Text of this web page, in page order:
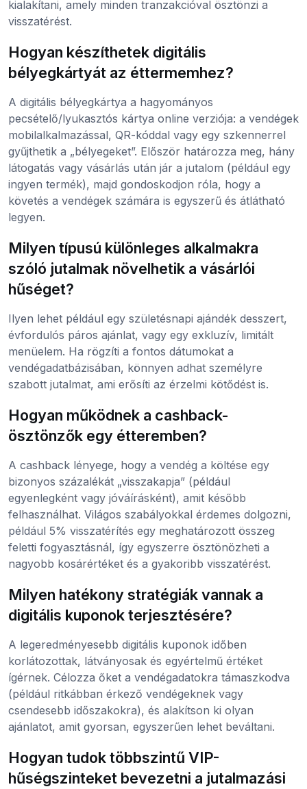
kialakítani, amely minden tranzakcióval ösztönzi a
visszatérést.
Hogyan készíthetek digitális
bélyegkártyát az éttermemhez?
A digitális bélyegkártya a hagyományos
pecsételő/lyukasztós kártya online verziója: a vendégek
mobilalkalmazással, QR-kóddal vagy egy szkennerrel
gyűjthetik a „bélyegeket”. Először határozza meg, hány
látogatás vagy vásárlás után jár a jutalom (például egy
ingyen termék), majd gondoskodjon róla, hogy a
követés a vendégek számára is egyszerű és átlátható
legyen.
Milyen típusú különleges alkalmakra
szóló jutalmak növelhetik a vásárlói
hűséget?
Ilyen lehet például egy születésnapi ajándék desszert,
évfordulós páros ajánlat, vagy egy exkluzív, limitált
menüelem. Ha rögzíti a fontos dátumokat a
vendégadatbázisában, könnyen adhat személyre
szabott jutalmat, ami erősíti az érzelmi kötődést is.
Hogyan működnek a cashback-
ösztönzők egy étteremben?
A cashback lényege, hogy a vendég a költése egy
bizonyos százalékát „visszakapja” (például
egyenlegként vagy jóváírásként), amit később
felhasználhat. Világos szabályokkal érdemes dolgozni,
például 5% visszatérítés egy meghatározott összeg
feletti fogyasztásnál, így egyszerre ösztönözheti a
nagyobb kosárértéket és a gyakoribb visszatérést.
Milyen hatékony stratégiák vannak a
digitális kuponok terjesztésére?
A legeredményesebb digitális kuponok időben
korlátozottak, látványosak és egyértelmű értéket
ígérnek. Célozza őket a vendégadatokra támaszkodva
(például ritkábban érkező vendégeknek vagy
csendesebb időszakokra), és alakítson ki olyan
ajánlatot, amit gyorsan, egyszerűen lehet beváltani.
Hogyan tudok többszintű VIP-
hűségszinteket bevezetni a jutalmazási